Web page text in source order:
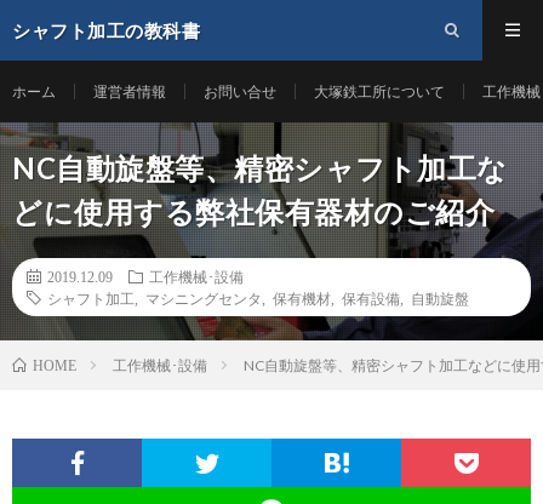
シャフト加工の教科書
ホーム 運営者情報 お問い合せ 大塚鉄工所について 工作機
NC自動旋盤等、精密シャフト加工な
どに使用する弊社保有器材のご紹介
2019.12.09
工作機械･設備
シャフト加工
マシニングセンタ 保有機材 保有設備 自動旋盤
HOME 工作機械･設備 NC自動旋盤等、精密シャフト加工などに使